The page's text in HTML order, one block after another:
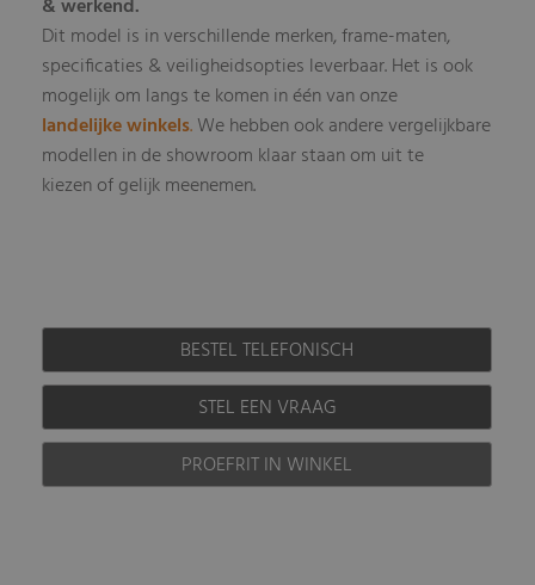
& werkend.
Dit model is in verschillende merken, frame-maten,
specificaties & veiligheidsopties leverbaar. Het is ook
mogelijk om langs te komen in één van onze
landelijke winkels.We hebben ook andere vergelijkbare
modellen in de showroom klaar staan om uit te
kiezen of gelijk meenemen.
BESTEL TELEFONISCH
STEL EEN VRAAG
PROEFRIT IN WINKEL